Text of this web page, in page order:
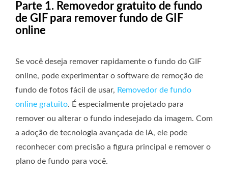
Parte 1. Removedor gratuito de fundo
de GIF para remover fundo de GIF
online
Se você deseja remover rapidamente o fundo do GIF
online, pode experimentar o software de remoção de
fundo de fotos fácil de usar, Removedor de fundo
online gratuito. É especialmente projetado para
remover ou alterar o fundo indesejado da imagem. Com
a adoção de tecnologia avançada de IA, ele pode
reconhecer com precisão a figura principal e remover o
plano de fundo para você.